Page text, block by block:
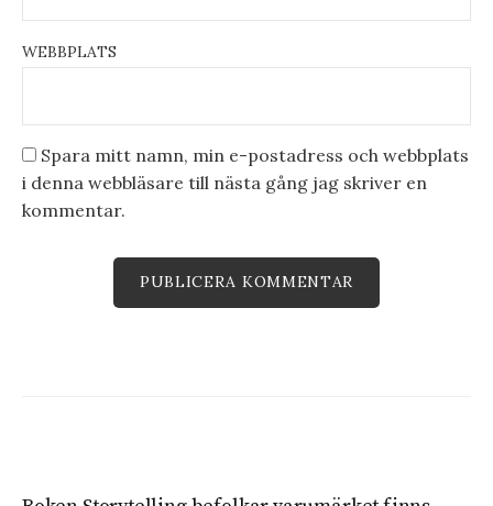
WEBBPLATS
Spara mitt namn, min e-postadress och webbplats
i denna webbläsare till nästa gång jag skriver en
kommentar.